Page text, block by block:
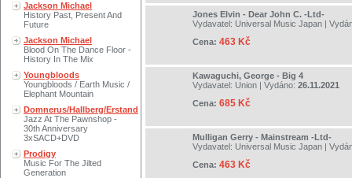
Jackson Michael
History Past, Present And
Future
Jackson Michael
Blood On The Dance Floor -
History In The Mix
Youngbloods
Youngbloods / Earth Music /
Elephant Mountain
Domnerus/Hallberg/Erstand
Jazz At The Pawnshop -
30th Anniversary
3xSACD+DVD
Prodigy
Music For The Jilted
Generation
Jones Elvin - Dear John C. -Ltd-
Vydavatel: Universal Music Japan |
Cena: 463 Kč
Kawaguchi, George - Big 4
Vydavatel: Union | Vydáno: 26.11.2021
Cena: 685 Kč
Mulligan Gerry - Mainstream -Ltd-
Vydavatel: Universal Music Japan |
Cena: 463 Kč